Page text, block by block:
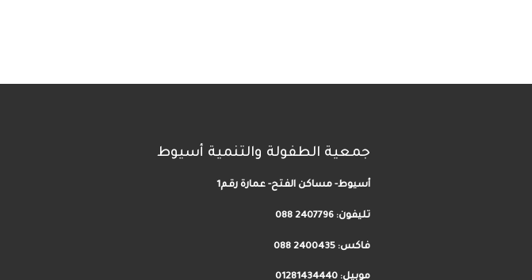
جمعية الطفولة والتنمية أسيوط
أسيوط- مساكن الفتح- عمارة رقم1
تليفون: 2407796 088
فاكس: 2400435 088
موبيل: 01281434440